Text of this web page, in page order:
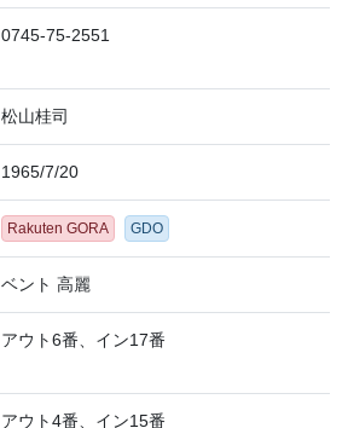
0745-75-2551
松山桂司
1965/7/20
Rakuten GORA GDO
ベント 高麗
アウト6番、イン17番
アウト4番、イン15番